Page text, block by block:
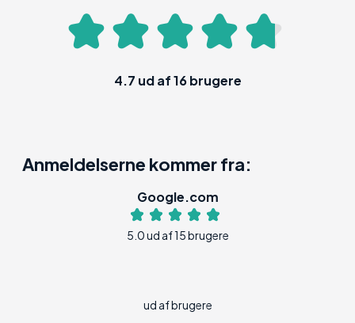
4.7 ud af16brugere
Anmeldelserne kommer fra:
Google.com
5.0 ud af 15 brugere
ud af brugere